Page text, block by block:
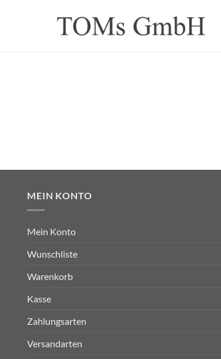
MEIN KONTO
Mein Konto
Wunschliste
Warenkorb
Kasse
Zahlungsarten
Versandarten